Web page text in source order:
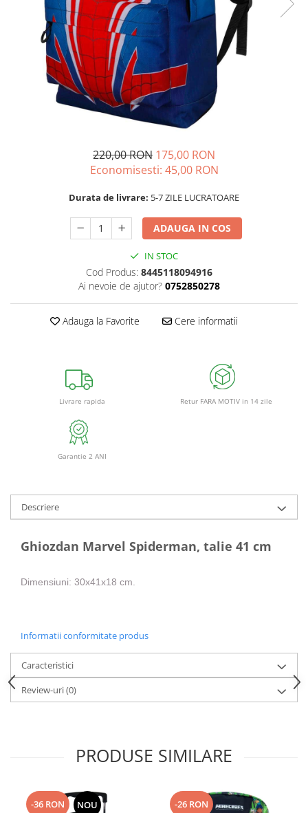
220,00 RON 175,00 RON
Economisesti: 45,00 RON
Durata de livrare: 5-7 ZILE LUCRATOARE
ADAUGA IN COS
IN STOC
Cod Produs: 8445118094916
Ai nevoie de ajutor? 0752850278
Adauga la Favorite Cere informatii
Livrare rapida Retur FARA MOTIV in 14 zile
Garantie 2 ANI
Descriere
Ghiozdan Marvel Spiderman, talie 41 cm
Dimensiuni: 30x41x18 cm.
Informatii conformitate produs
Caracteristici
Review-uri(0)
PRODUSE SIMILARE
-36 RON NOU -26 RON